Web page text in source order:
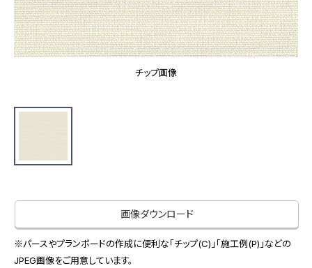
#リリカラのある暮らし
ショールーム トップ
東京ショールーム
大阪ショールーム
お客様サポート
お客様サポート トップ
動画一覧
お問い合わせ（一般のお客様）
インテリア事業
スペースソリューション事業
オフィスソリューション事業
ファシリティソリューション事業
会社情報
会社情報
チップ画像
画像ダウンロード
※パースやプランボードの作成に便利な「チップ(C)」「施工例(P)」などの
JPEG画像をご用意しています。